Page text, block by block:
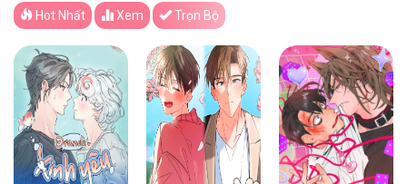
Hot Nhất Xem Trọn Bộ